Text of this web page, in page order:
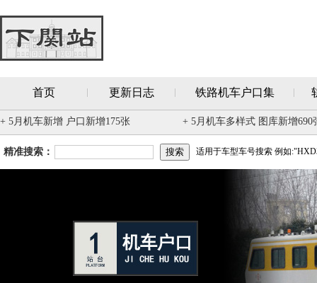
首页 更新日志 铁路机车户口集
+ 5月机车新增 户口新增175张 + 5月机车多样式 图库新增690
精准搜索： 适用于车型车号搜索 例如